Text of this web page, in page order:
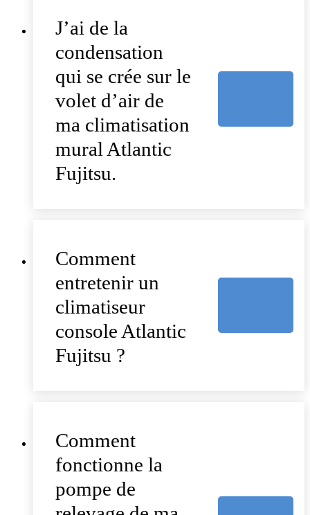
J’ai de la
condensation
qui se crée sur le
volet d’air de
ma climatisation
mural Atlantic
Fujitsu.
Comment
entretenir un
climatiseur
console Atlantic
Fujitsu ?
Comment
fonctionne la
pompe de